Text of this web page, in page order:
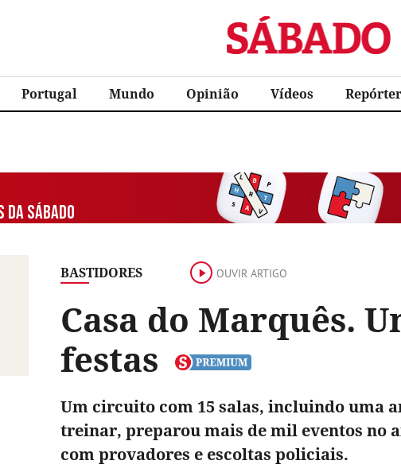
Sábado
Portugal Mundo Opinião Vídeos
DA SÁBADO
BASTIDORES OUVIR ARTIGO
Casa do Marquês.
festas
Um circuito com 15 salas, incluindo uma
treinar, preparou mais de mil eventos no
com provadores e escoltas policiais.